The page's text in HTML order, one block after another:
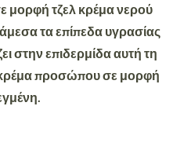
μορφή τζελ κρέμα νερού
τα επίπεδα υγρασίας
στην επιδερμίδα αυτή τη
προσώπου σε μορφή